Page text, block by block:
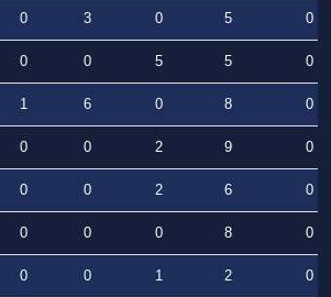
0 3 0 5
0
0 0 5 5
0
1 6 0 8
0
0 0 2 9
0
0 0 2 6
0
0 0 0 8
0
0 0 1 2
0